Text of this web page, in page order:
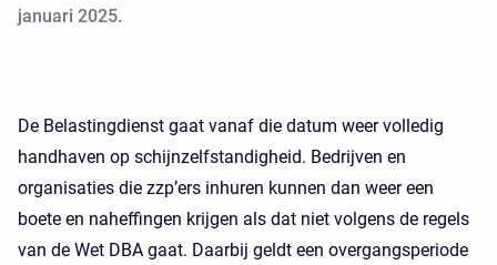
januari 2025.
De Belastingdienst gaat vanaf die datum weer volledig
handhaven op schijnzelfstandigheid. Bedrijven en
organisaties die zzp’ers inhuren kunnen dan weer een
boete en naheffingen krijgen als dat niet volgens de regels
van de Wet DBA gaat. Daarbij geldt een overgangsperiode